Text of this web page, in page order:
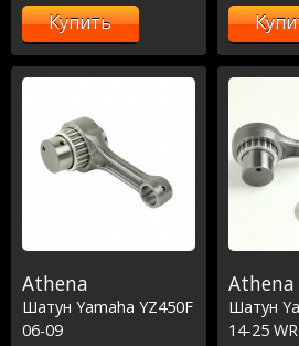
Купить
Athena
Шатун Yamaha YZ450F
06-09
Athena
Шатун
14-25